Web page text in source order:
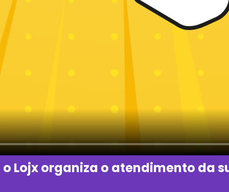
Lojx organiza o atendimento da